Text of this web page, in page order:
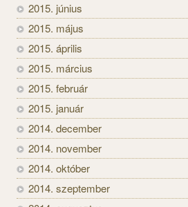
2015. június
2015. május
2015. április
2015. március
2015. február
2015. január
2014. december
2014. november
2014. október
2014. szeptember